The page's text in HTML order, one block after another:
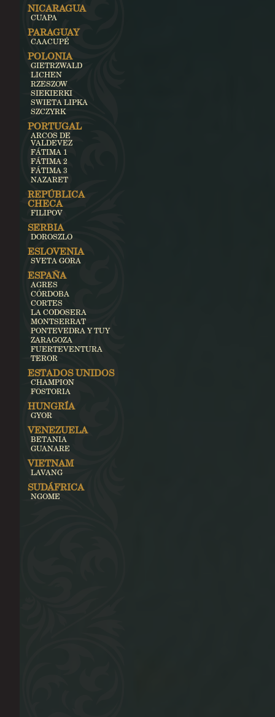
NICARAGUA
CUAPA
PARAGUAY
CAACUPÉ
POLONIA
GIETRZWALD
LICHEN
RZESZOW
SIEKIERKI
SWIETA LIPKA
SZCZYRK
PORTUGAL
ARCOS DE
VALDEVEZ
FÁTIMA 1
FÁTIMA 2
FÁTIMA 3
NAZARET
REPÚBLICA
CHECA
FILIPOV
SERBIA
DOROSZLO
ESLOVENIA
SVETA GORA
ESPAÑA
AGRES
CÓRDOBA
CORTES
LA CODOSERA
MONTSERRAT
PONTEVEDRA Y TUY
ZARAGOZA
FUERTEVENTURA
TEROR
ESTADOS UNIDOS
CHAMPION
FOSTORIA
HUNGRÍA
GYOR
VENEZUELA
BETANIA
GUANARE
VIETNAM
LAVANG
SUDÁFRICA
NGOME